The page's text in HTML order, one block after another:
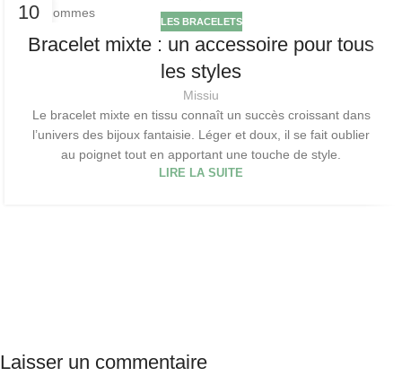
10 LES BRACELETS
Bracelet mixte : un accessoire pour tous
les styles
Missiu
Le bracelet mixte en tissu connaît un succès croissant dans
l’univers des bijoux fantaisie. Léger et doux, il se fait oublier
au poignet tout en apportant une touche de style.
LIRE LA SUITE
Laisser un commentaire